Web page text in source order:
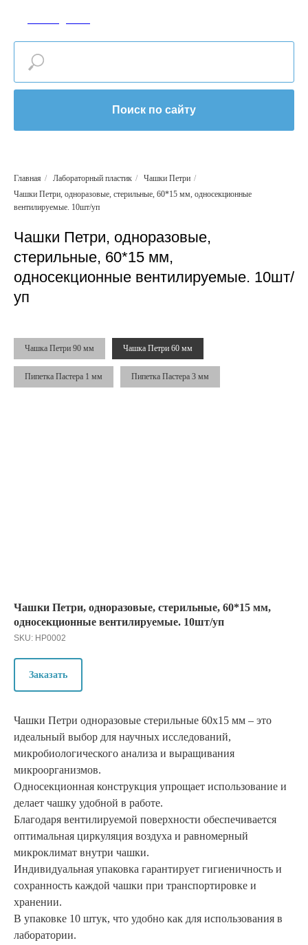
Поиск по сайту
Главная / Лабораторный пластик / Чашки Петри /
Чашки Петри, одноразовые, стерильные, 60*15 мм, односекционные
вентилируемые. 10шт/уп
Чашки Петри, одноразовые,
стерильные, 60*15 мм,
односекционные вентилируемые. 10шт/
уп
Чашка Петри 90 мм Чашка Петри 60 мм
Пипетка Пастера 1 мм Пипетка Пастера 3 мм
Чашки Петри, одноразовые, стерильные, 60*15 мм,
односекционные вентилируемые. 10шт/уп
SKU: HP0002
Заказать
Чашки Петри одноразовые стерильные 60x15 мм – это
идеальный выбор для научных исследований,
микробиологического анализа и выращивания
микроорганизмов.
Односекционная конструкция упрощает использование и
делает чашку удобной в работе.
Благодаря вентилируемой поверхности обеспечивается
оптимальная циркуляция воздуха и равномерный
микроклимат внутри чашки.
Индивидуальная упаковка гарантирует гигиеничность и
сохранность каждой чашки при транспортировке и
хранении.
В упаковке 10 штук, что удобно как для использования в
лаборатории.